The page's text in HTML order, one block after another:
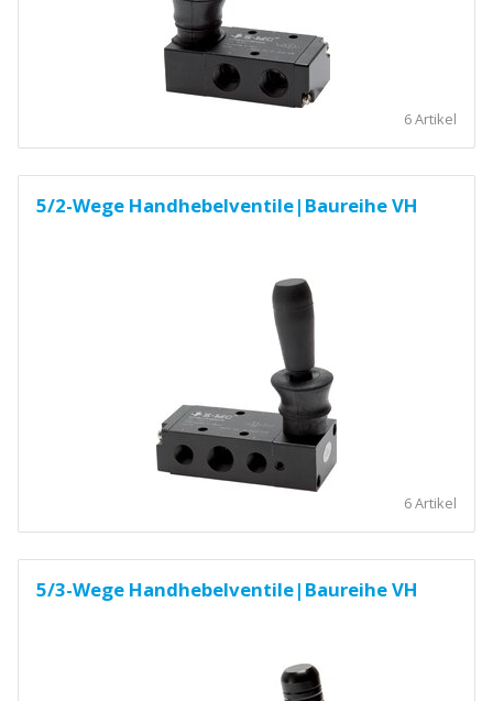
6 Artikel
5/2-Wege Handhebelventile|Baureihe VH
6 Artikel
5/3-Wege Handhebelventile|Baureihe VH